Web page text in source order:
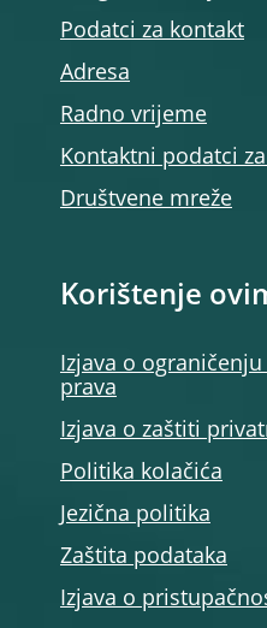
Podatci za kontakt
Adresa
Radno vrijeme
Kontaktni podatci
Društvene mreže
Korištenje
Izjava o
prava
Izjava o zaštiti
Politika kolačića
Jezična politika
Zaštita podataka
Izjava o